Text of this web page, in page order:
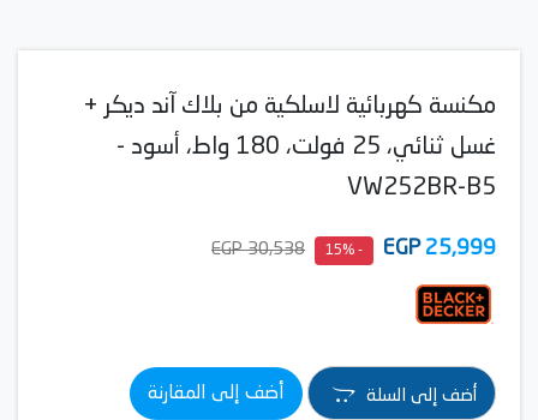
مكنسة كهربائية لاسلكية من بلاك آند ديكر +
غسل ثنائي، 25 فولت، 180 واط، أسود -
VW252BR-B5
25,999
EGP
- 15%
30,538 EGP
أضف إلى السلة أضف إلى المقارنة